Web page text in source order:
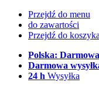
Przejdź do menu
do zawartości
Przejdź do koszyka
Polska:
Darmowa
24 h Wysyłka